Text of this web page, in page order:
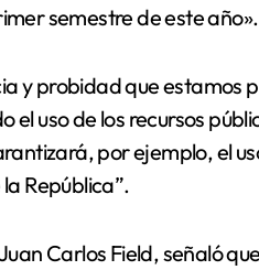
semestre de este año».
y probidad que estamos
uso de los recursos
por ejemplo, el
República”.
Carlos Field, señaló